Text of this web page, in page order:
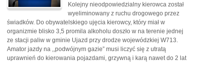
Kolejny nieodpowiedzialny kierowca został
wyeliminowany z ruchu drogowego przez
świadków. Do obywatelskiego ujęcia kierowcy, który miał w
organizmie blisko 3,5 promila alkoholu doszło w na terenie jednej
ze stacji paliw w gminie Ujazd przy drodze wojewódzkiej W713.
Amator jazdy na ,,podwójnym gazie” musi liczyć się z utratą
uprawnień do kierowania pojazdami, grzywną i karą nawet do 2 lat